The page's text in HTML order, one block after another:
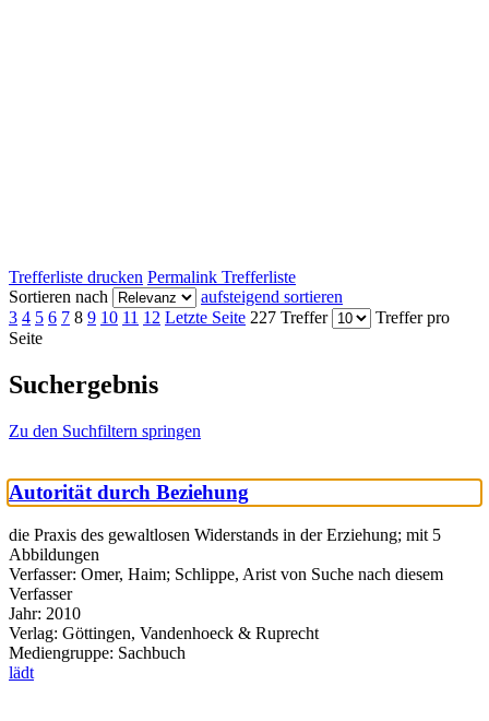
Trefferliste drucken Permalink Trefferliste
Sortieren nach
aufsteigend sortieren
3 4 5 6 7 8 9 10 11 12 Letzte Seite 227 Treffer
Treffer pro
Seite
Suchergebnis
Zu den Suchfiltern springen
Autorität durch Beziehung
die Praxis des gewaltlosen Widerstands in der Erziehung; mit 5
Abbildungen
Verfasser: Omer, Haim; Schlippe, Arist von Suche nach diesem
Verfasser
Jahr: 2010
Verlag: Göttingen, Vandenhoeck & Ruprecht
Mediengruppe: Sachbuch
lädt